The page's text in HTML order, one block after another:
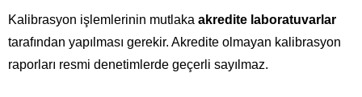
Kalibrasyon işlemlerinin mutlaka akredite laboratuvarlar
tarafından yapılması gerekir. Akredite olmayan kalibrasyon
raporları resmi denetimlerde geçerli sayılmaz.